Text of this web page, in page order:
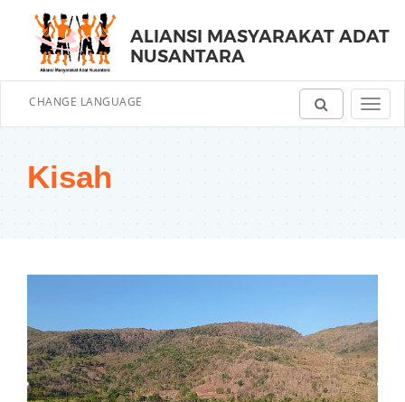
ALIANSI MASYARAKAT ADAT
NUSANTARA
CHANGE LANGUAGE
Kisah